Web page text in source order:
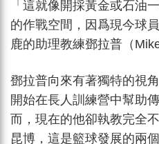
「這就像開採黃金或石油
的作戰空間，因爲現今球
鹿的助理教練鄧拉普（
鄧拉普向來有著獨特的視
開始在長人訓練營中幫助
而，現在的他卻執教完全
昆博，這是籃球發展的兩個